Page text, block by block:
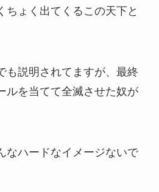
ちょく出てくるこの天下と
も説明されてますが、最終
ルを当てて全滅させた奴が
なハードなイメージないで